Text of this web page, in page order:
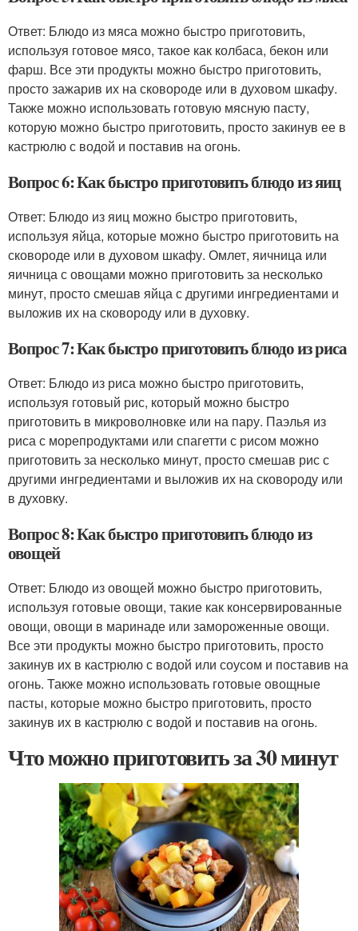
Ответ: Блюдо из мяса можно быстро приготовить,
используя готовое мясо, такое как колбаса, бекон или
фарш. Все эти продукты можно быстро приготовить,
просто зажарив их на сковороде или в духовом шкафу.
Также можно использовать готовую мясную пасту,
которую можно быстро приготовить, просто закинув ее в
кастрюлю с водой и поставив на огонь.
Вопрос 6: Как быстро приготовить блюдо из яиц
Ответ: Блюдо из яиц можно быстро приготовить,
используя яйца, которые можно быстро приготовить на
сковороде или в духовом шкафу. Омлет, яичница или
яичница с овощами можно приготовить за несколько
минут, просто смешав яйца с другими ингредиентами и
выложив их на сковороду или в духовку.
Вопрос 7: Как быстро приготовить блюдо из риса
Ответ: Блюдо из риса можно быстро приготовить,
используя готовый рис, который можно быстро
приготовить в микроволновке или на пару. Паэлья из
риса с морепродуктами или спагетти с рисом можно
приготовить за несколько минут, просто смешав рис с
другими ингредиентами и выложив их на сковороду или
в духовку.
Вопрос 8: Как быстро приготовить блюдо из
овощей
Ответ: Блюдо из овощей можно быстро приготовить,
используя готовые овощи, такие как консервированные
овощи, овощи в маринаде или замороженные овощи.
Все эти продукты можно быстро приготовить, просто
закинув их в кастрюлю с водой или соусом и поставив на
огонь. Также можно использовать готовые овощные
пасты, которые можно быстро приготовить, просто
закинув их в кастрюлю с водой и поставив на огонь.
Что можно приготовить за 30 минут